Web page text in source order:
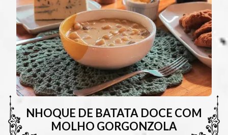
NHOQUE DE BATATA DOCE COM
MOLHO GORGONZOLA